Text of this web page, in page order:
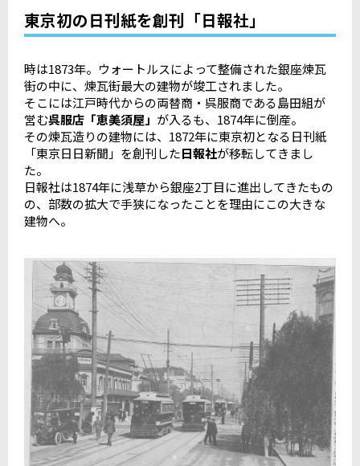
東京初の日刊紙を創刊「日報社」
時は1873年。ウォートルスによって整備された銀座煉瓦
街の中に、煉瓦街最大の建物が竣工されました。
そこには江戸時代からの両替商・呉服商である島田組が
営む呉服店「恵美須屋」 が入るも、1874年に倒産。
その煉瓦造りの建物には、1872年に東京初となる日刊紙
「東京日日新聞」を創刊した日報社が移転してきまし
た。
日報社は1874年に浅草から銀座2丁目に進出してきたもの
の、部数の拡大で手狭になったことを理由にこの大きな
建物へ。